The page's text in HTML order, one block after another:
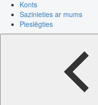
Konts
Sazinieties ar mums
Pieslēgties